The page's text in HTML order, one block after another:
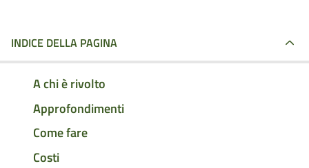
INDICE DELLA PAGINA
A chi è rivolto
Approfondimenti
Come fare
Costi